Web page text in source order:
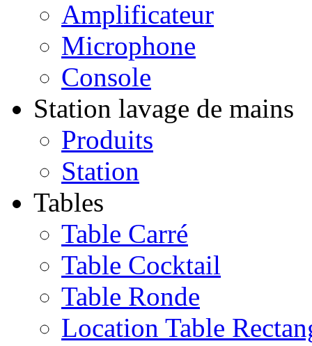
Amplificateur
Microphone
Console
Station lavage de mains
Produits
Station
Tables
Table Carré
Table Cocktail
Table Ronde
Location Table